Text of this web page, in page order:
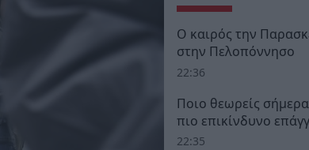
Ο καιρός την
στην Πελοπόννησο
22:36
Ποιο θεωρείς
πιο επικίνδυνο
22:35